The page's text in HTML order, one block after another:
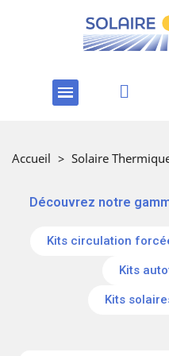
Accueil > Solaire
‎Découvrez notre
Kits circulation
Kits
Kits